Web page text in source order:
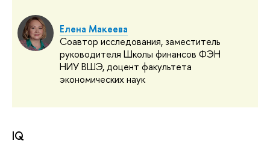
Елена Макеева
Соавтор исследования, заместитель
руководителя Школы финансов ФЭН
НИУ ВШЭ, доцент факультета
экономических наук
IQ